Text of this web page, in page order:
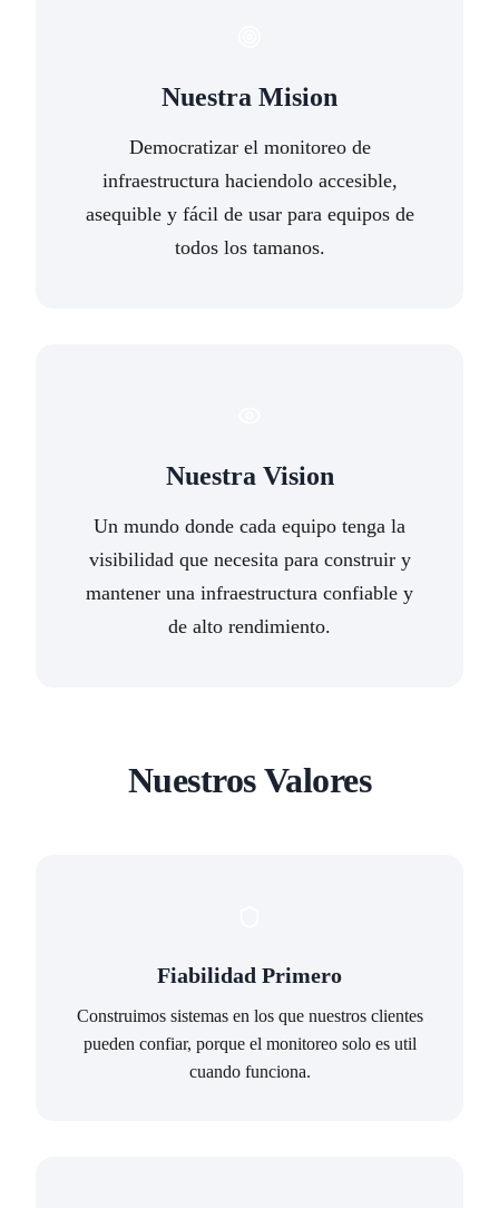
Nuestra Mision
Democratizar el monitoreo de
infraestructura haciendolo accesible,
asequible y fácil de usar para equipos de
todos los tamanos.
Nuestra Vision
Un mundo donde cada equipo tenga la
visibilidad que necesita para construir y
mantener una infraestructura confiable y
de alto rendimiento.
Nuestros Valores
Fiabilidad Primero
Construimos sistemas en los que nuestros clientes
pueden confiar, porque el monitoreo solo es util
cuando funciona.